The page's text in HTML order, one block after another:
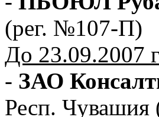
(рег. №107-П)
До 23.09.2007
- ЗАО
Респ.